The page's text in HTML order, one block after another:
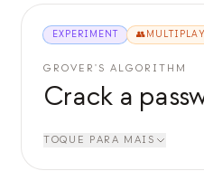
EXPERIMENT 👥
GROVER'S ALGORITHM
Crack a
TOQUE PARA MAIS